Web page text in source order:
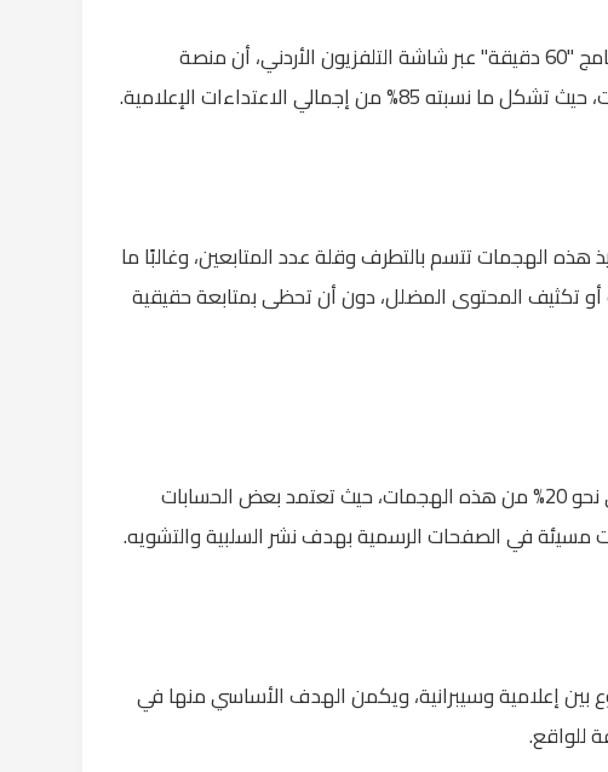
وأضاف الحسامي، خلال استضافته في برنامج "60 دقيقة" عبر شاشة التلفزيون الأردني، أن منصة
إجمالي الاعتداءات الإعلامية.
هذه الهجمات تتسم بالتطرف وقلة عدد المتابعين، وغالبًا ما
أو تكثيف المحتوى المضلل، دون أن تحظى بمتابعة حقيقية
كما أوضح أن منصة فيسبوك تستحوذ على نحو 20% من هذه الهجمات، حيث تعتمد بعض الحسابات
مسيئة في الصفحات الرسمية بهدف نشر السلبية والتشويه.
بين إعلامية وسيبرانية، ويكمن الهدف الأساسي منها في
للواقع.